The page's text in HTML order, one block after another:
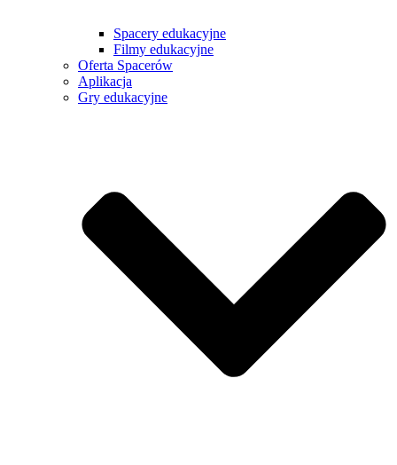
Spacery edukacyjne
Filmy edukacyjne
Oferta Spacerów
Aplikacja
Gry edukacyjne